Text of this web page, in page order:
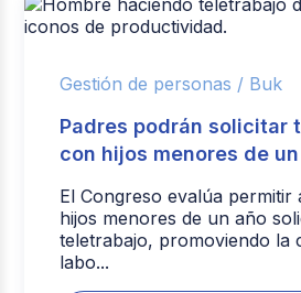
Gestión de personas / Buk
Padres podrán solicitar
con hijos menores de
El Congreso evalúa permitir
hijos menores de un año
teletrabajo, promoviendo la
labo...